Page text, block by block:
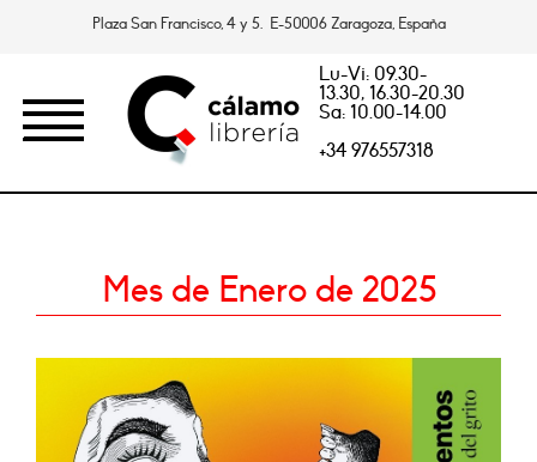
Plaza San Francisco, 4 y 5. E-50006 Zaragoza, España
Lu-Vi: 09.30-
13.30, 16.30-20.30
Sa: 10.00-14.00
+34 976557318
Mes de Enero de 2025